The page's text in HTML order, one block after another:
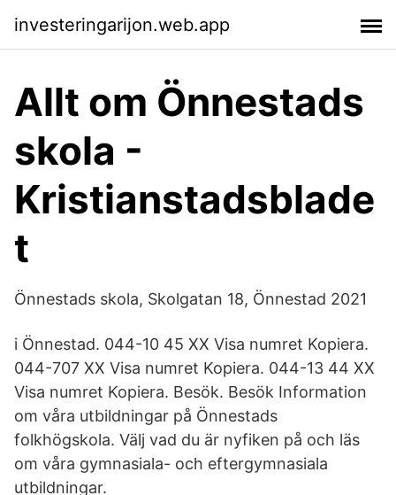
investeringarijon.web.app
Allt om Önnestads
skola -
Kristianstadsblade
t
Önnestads skola, Skolgatan 18, Önnestad 2021
i Önnestad. 044-10 45 XX Visa numret Kopiera.
044-707 XX Visa numret Kopiera. 044-13 44 XX
Visa numret Kopiera. Besök. Besök Information
om våra utbildningar på Önnestads
folkhögskola. Välj vad du är nyfiken på och läs
om våra gymnasiala- och eftergymnasiala
utbildningar.